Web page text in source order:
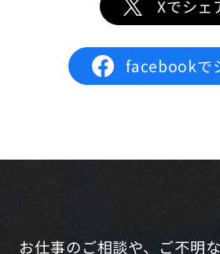
Xでシェ
facebookで
お仕事のご相談や、ご不明